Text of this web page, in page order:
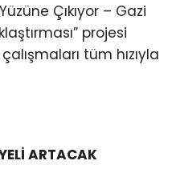
Çıkıyor – Gazi
projesi
tüm hızıyla
ARTACAK